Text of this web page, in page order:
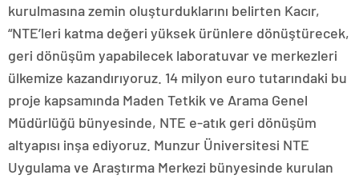
kurulmasına zemin oluşturduklarını belirten Kacır,
“NTE’leri katma değeri yüksek ürünlere dönüştürecek,
geri dönüşüm yapabilecek laboratuvar ve merkezleri
ülkemize kazandırıyoruz. 14 milyon euro tutarındaki bu
proje kapsamında Maden Tetkik ve Arama Genel
Müdürlüğü bünyesinde, NTE e-atık geri dönüşüm
altyapısı inşa ediyoruz. Munzur Üniversitesi NTE
Uygulama ve Araştırma Merkezi bünyesinde kurulan